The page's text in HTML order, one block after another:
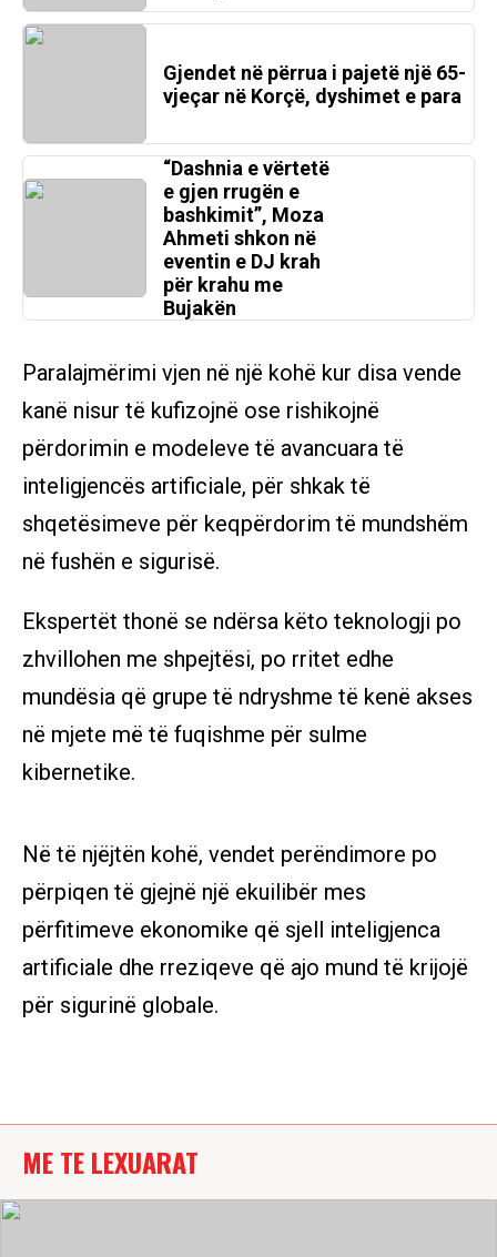
Gjendet në përrua i pajetë një 65-
vjeçar në Korçë, dyshimet e para
“Dashnia e vërtetë
e gjen rrugën e
bashkimit”, Moza
Ahmeti shkon në
eventin e DJ krah
për krahu me
Bujakën
Paralajmërimi vjen në një kohë kur disa vende
kanë nisur të kufizojnë ose rishikojnë
përdorimin e modeleve të avancuara të
inteligjencës artificiale, për shkak të
shqetësimeve për keqpërdorim të mundshëm
në fushën e sigurisë.
Ekspertët thonë se ndërsa këto teknologji po
zhvillohen me shpejtësi, po rritet edhe
mundësia që grupe të ndryshme të kenë akses
në mjete më të fuqishme për sulme
kibernetike.
Në të njëjtën kohë, vendet perëndimore po
përpiqen të gjejnë një ekuilibër mes
përfitimeve ekonomike që sjell inteligjenca
artificiale dhe rreziqeve që ajo mund të krijojë
për sigurinë globale.
ME TE LEXUARAT